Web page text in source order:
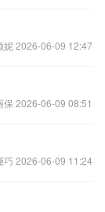
妮 2026-06-09 12:47
保 2026-06-09 08:51
巧 2026-06-09 11:24